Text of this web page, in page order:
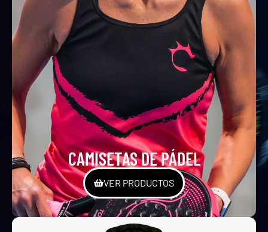
CAMISETAS DE PÁDEL
VER PRODUCTOS